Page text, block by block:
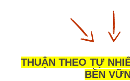
THUẬN THEO TỰ
BỀN